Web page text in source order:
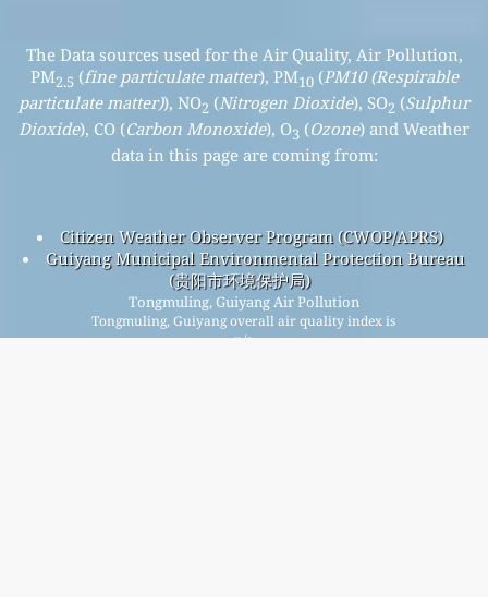
The Data sources used for the Air Quality, Air Pollution,
PM2.5 (fine particulate matter), PM10(PM10 (Respirable
particulate matter)), NO2 (Nitrogen Dioxide), SO2 (Sulphur
Dioxide), CO (Carbon Monoxide), O3 (Ozone) and Weather
data in this page are coming from:
Citizen Weather Observer Program (CWOP/APRS)
Guiyang Municipal Environmental Protection Bureau
(贵阳市环境保护局)
Tongmuling, Guiyang Air Pollution
Tongmuling, Guiyang overall air quality index is
n/a